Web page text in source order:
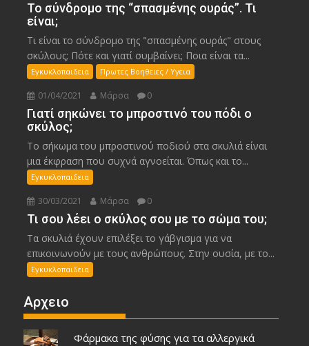
Το σύνδρομο της “σπασμένης ουράς”. Τι
είναι;
Τι είναι το σύνδρομο της "σπασμένης ουράς" στους
σκύλους; Πότε και γιατί συμβαίνει; Ποια είναι τα...
Εγκυκλοπαιδεια Πρωτες Βοηθειες / Υγεια
01/04/2021 Μάρσα 0
Γιατί σηκώνει το μπροστινό του πόδι ο
σκύλος;
Το σήκωμα του μπροστινού ποδιού στα σκυλιά είναι
μια έκφραση που συχνά αγνοείται. Όπως και το...
Εγκυκλοπαιδεια
30/03/2021 Μάρσα 0
Τι σου λέει ο σκύλος σου με το σώμα του;
Τα σκυλιά έχουν επιλέξει το γάβγισμα για να
επικοινωνούν με τους ανθρώπους. Στην ουσία, με το...
Εγκυκλοπαιδεια
Αρχειο
Φάρμακα της φύσης για τα αλλεργικά